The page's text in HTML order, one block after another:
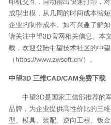
印机交互，自动输出快速打印，
成型出模，从几周的时间成本缩
企业的制作成本。如有兴趣了解
请关注中望3D官网相关信息。本
载，欢迎登陆中望技术社区的中
（https://www.zwsoft.cn/）。
中望3D 三维CAD/CAM免费下载
中望3D是国家工信部推荐的
品牌，为企业提供高性价比的三
型、模具、装配、逆向工程、钣